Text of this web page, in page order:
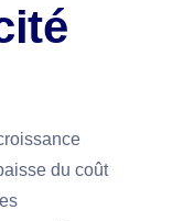
du coût